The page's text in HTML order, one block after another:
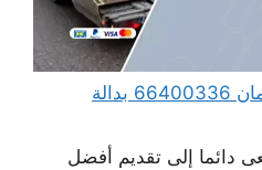
ونش كرين سطحة ام الهيمان 66400336 بدالة
دائما إلى تقديم أفضل